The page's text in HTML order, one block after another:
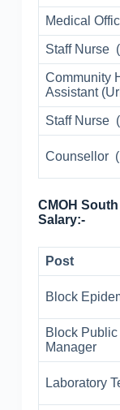
Medical
Staff Nurse
Community
Assistant
Staff Nurse
Counsellor
CMOH
Salary:-
Post
Block
Block
Manager
Laboratory